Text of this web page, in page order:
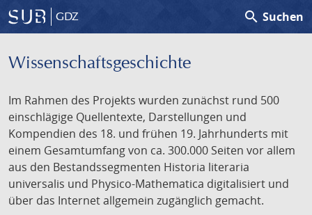
GDZ search Suchen
Wissenschafts­geschichte
Im Rahmen des Projekts wurden zunächst rund 500
einschlägige Quellentexte, Darstellungen und
Kompendien des 18. und frühen 19. Jahrhunderts mit
einem Gesamtumfang von ca. 300.000 Seiten vor allem
aus den Bestandssegmenten Historia literaria
universalis und Physico-Mathematica digitalisiert und
über das Internet allgemein zugänglich gemacht.